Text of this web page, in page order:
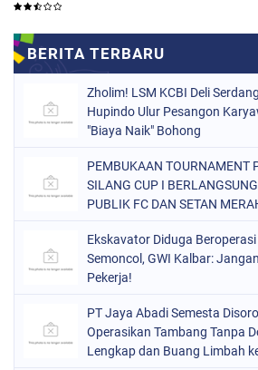
Zholim! LSM KCBI Deli
Hupindo Ulur Pesangon
"Biaya Naik" Bohong
PEMBUKAAN TOURNAMENT
SILANG CUP I
PUBLIK FC DAN SETAN
Ekskavator Diduga
Semoncol, GWI Kalbar:
Pekerja!
PT Jaya Abadi Semesta
Operasikan Tambang Tanpa
Lengkap dan Buang Limbah